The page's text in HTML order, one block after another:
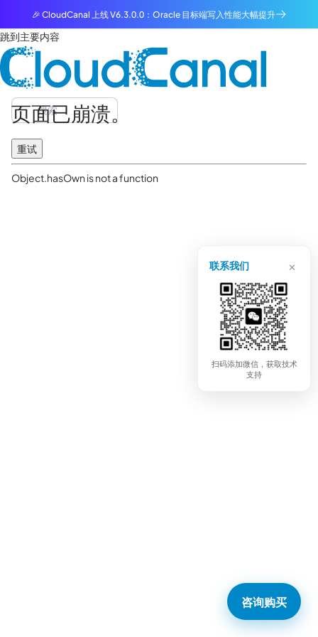
🎉 CloudCanal 上线 V6.3.0.0：Oracle 目标端写入性能大幅提升
跳到主要内容
页面已崩溃。
重试
Object.hasOwn is not a function
联系我们 ×
扫码添加微信，获取技术
支持
咨询购买